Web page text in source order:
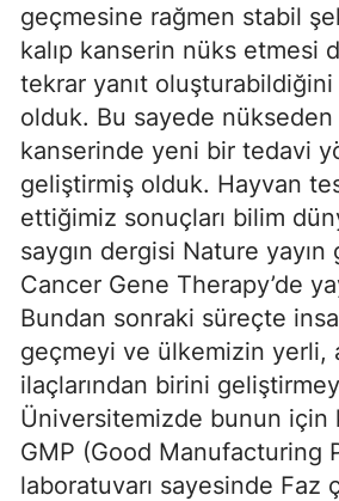
geçmesine rağmen stabil
kalıp kanserin nüks etmesi
tekrar yanıt oluşturabildiğini
olduk. Bu sayede
kanserinde yeni bir tedavi
geliştirmiş olduk. Hayvan
ettiğimiz sonuçları bilim
saygın dergisi Nature yayın
Cancer Gene Therapy’de
Bundan sonraki süreçte
geçmeyi ve ülkemizin yerli,
ilaçlarından birini
Üniversitemizde bunun için
GMP (Good Manufacturing
laboratuvarı sayesinde Faz